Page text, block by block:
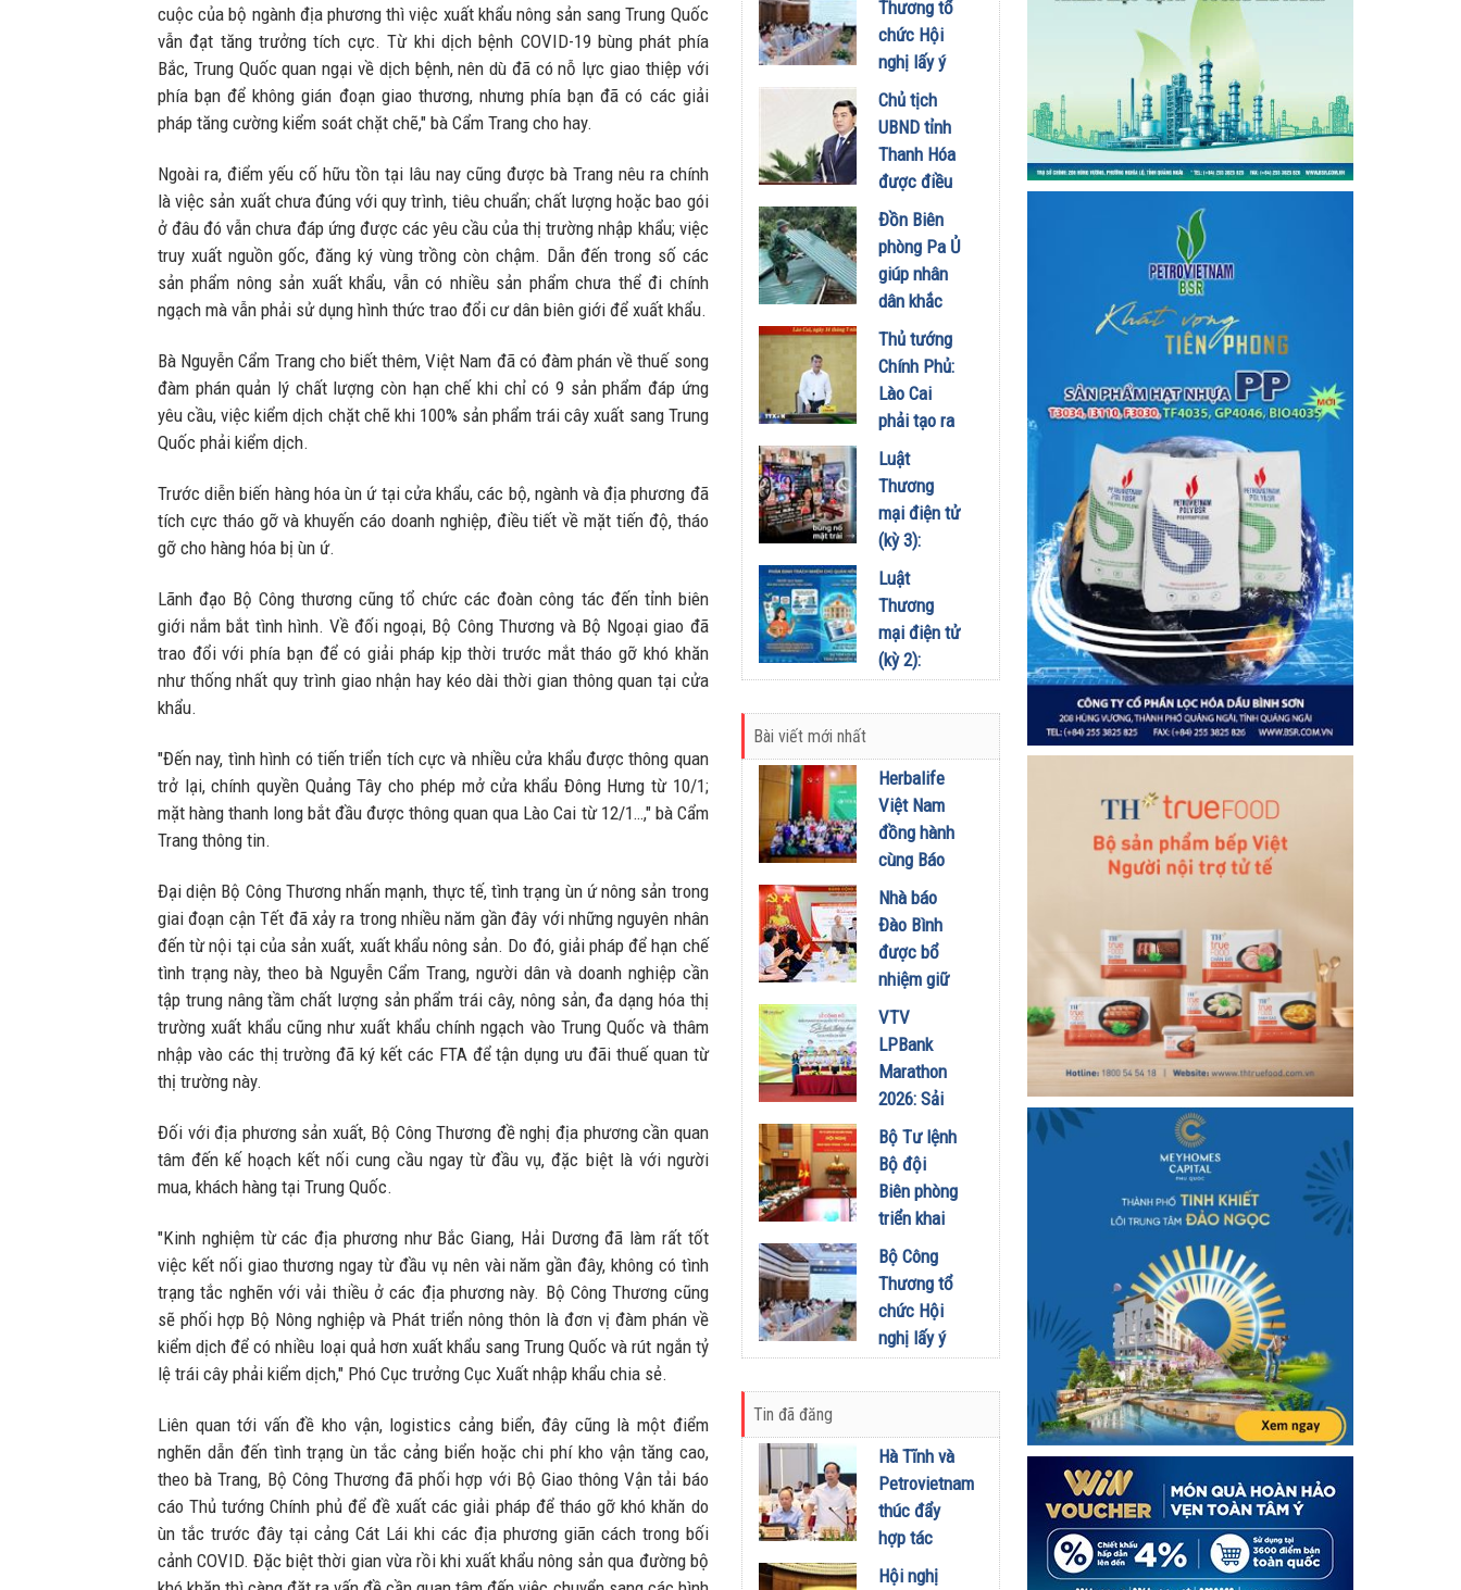
cuộc của bộ ngành địa phương thì việc xuất khẩu nông sản sang Trung Quốc
vẫn đạt tăng trưởng tích cực. Từ khi dịch bệnh COVID-19 bùng phát phía
Bắc, Trung Quốc quan ngại về dịch bệnh, nên dù đã có nỗ lực giao thiệp với
phía bạn để không gián đoạn giao thương, nhưng phía bạn đã có các giải
pháp tăng cường kiểm soát chặt chẽ," bà Cẩm Trang cho hay.
Ngoài ra, điểm yếu cố hữu tồn tại lâu nay cũng được bà Trang nêu ra chính
là việc sản xuất chưa đúng với quy trình, tiêu chuẩn; chất lượng hoặc bao gói
ở đâu đó vẫn chưa đáp ứng được các yêu cầu của thị trường nhập khẩu; việc
truy xuất nguồn gốc, đăng ký vùng trồng còn chậm. Dẫn đến trong số các
sản phẩm nông sản xuất khẩu, vẫn có nhiều sản phẩm chưa thể đi chính
ngạch mà vẫn phải sử dụng hình thức trao đổi cư dân biên giới để xuất khẩu.
Bà Nguyễn Cẩm Trang cho biết thêm, Việt Nam đã có đàm phán về thuế song
đàm phán quản lý chất lượng còn hạn chế khi chỉ có 9 sản phẩm đáp ứng
yêu cầu, việc kiểm dịch chặt chẽ khi 100% sản phẩm trái cây xuất sang Trung
Quốc phải kiểm dịch.
Trước diễn biến hàng hóa ùn ứ tại cửa khẩu, các bộ, ngành và địa phương đã
tích cực tháo gỡ và khuyến cáo doanh nghiệp, điều tiết về mặt tiến độ, tháo
gỡ cho hàng hóa bị ùn ứ.
Lãnh đạo Bộ Công thương cũng tổ chức các đoàn công tác đến tỉnh biên
giới nắm bắt tình hình. Về đối ngoại, Bộ Công Thương và Bộ Ngoại giao đã
trao đổi với phía bạn để có giải pháp kịp thời trước mắt tháo gỡ khó khăn
như thống nhất quy trình giao nhận hay kéo dài thời gian thông quan tại cửa
khẩu.
"Đến nay, tình hình có tiến triển tích cực và nhiều cửa khẩu được thông quan
trở lại, chính quyền Quảng Tây cho phép mở cửa khẩu Đông Hưng từ 10/1;
mặt hàng thanh long bắt đầu được thông quan qua Lào Cai từ 12/1…," bà Cẩm
Trang thông tin.
Đại diện Bộ Công Thương nhấn mạnh, thực tế, tình trạng ùn ứ nông sản trong
giai đoạn cận Tết đã xảy ra trong nhiều năm gần đây với những nguyên nhân
đến từ nội tại của sản xuất, xuất khẩu nông sản. Do đó, giải pháp để hạn chế
tình trạng này, theo bà Nguyễn Cẩm Trang, người dân và doanh nghiệp cần
tập trung nâng tầm chất lượng sản phẩm trái cây, nông sản, đa dạng hóa thị
trường xuất khẩu cũng như xuất khẩu chính ngạch vào Trung Quốc và thâm
nhập vào các thị trường đã ký kết các FTA để tận dụng ưu đãi thuế quan từ
thị trường này.
Đối với địa phương sản xuất, Bộ Công Thương đề nghị địa phương cần quan
tâm đến kế hoạch kết nối cung cầu ngay từ đầu vụ, đặc biệt là với người
mua, khách hàng tại Trung Quốc.
"Kinh nghiệm từ các địa phương như Bắc Giang, Hải Dương đã làm rất tốt
việc kết nối giao thương ngay từ đầu vụ nên vài năm gần đây, không có tình
trạng tắc nghẽn với vải thiều ở các địa phương này. Bộ Công Thương cũng
sẽ phối hợp Bộ Nông nghiệp và Phát triển nông thôn là đơn vị đàm phán về
kiểm dịch để có nhiều loại quả hơn xuất khẩu sang Trung Quốc và rút ngắn tỷ
lệ trái cây phải kiểm dịch," Phó Cục trưởng Cục Xuất nhập khẩu chia sẻ.
Liên quan tới vấn đề kho vận, logistics cảng biển, đây cũng là một điểm
nghẽn dẫn đến tình trạng ùn tắc cảng biển hoặc chi phí kho vận tăng cao,
theo bà Trang, Bộ Công Thương đã phối hợp với Bộ Giao thông Vận tải báo
cáo Thủ tướng Chính phủ để đề xuất các giải pháp để tháo gỡ khó khăn do
ùn tắc trước đây tại cảng Cát Lái khi các địa phương giãn cách trong bối
cảnh COVID. Đặc biệt thời gian vừa rồi khi xuất khẩu nông sản qua đường bộ
thành
phiên bản
chính mình
31/07/2026
quyết Hội
nghị Trung
ương 3
29/07/2026
Thương tổ
chức Hội
nghị lấy ý
kiến dự
thảo Nghị
định về
kinh doanh
xăng dầu
29/07/2026
Chủ tịch
UBND tỉnh
Thanh Hóa
được điều
động, bổ
nhiệm giữ
chức Thứ
trưởng
trực Bộ
Dân tộc và
Tôn giáo
20/07/2026
Đồn Biên
phòng Pa Ủ
giúp nhân
dân khắc
phục hậu
quả sau
mưa lũ
17/07/2026
Thủ tướng
Chính Phủ:
Lào Cai
phải tạo ra
những
động lực
phát triển
mới từ
chính lợi
thế của
một tỉnh
biên giới
14/07/2026
Luật
Thương
mại điện tử
(kỳ 3):
Chuẩn hóa
Livestream,
tiếp thị liên
kết và quản
lý thông
số
03/07/2026
Luật
Thương
mại điện tử
(kỳ 2):
Phân định
trách
quản nền
tảng để
bảo vệ
người tiêu
02/07/2026
Bài viết mới nhất
Herbalife
Việt Nam
đồng hành
cùng Báo
Sức khỏe
và Đời
sống tổ
chức Cuộc
thi “Tôi
Khỏe Đẹp
Hơn” lần
thứ 5 để
khuyến
khích mọi
người trở
thành
phiên bản
chính mình
01/08/2026
Nhà báo
Đào Bình
được bổ
nhiệm giữ
chức Tổng
Biên tập
Tạp chí
Doanh
Đầu tư
01/08/2026
VTV
LPBank
Marathon
2026: Sải
bước qua
miền Di
sản, lan
tỏa giá trị
xanh
31/07/2026
Bộ Tư lệnh
Bộ đội
Biên phòng
triển khai
phương
hướng,
nhiệm vụ
trọng tâm
tháng
Bộ Công
Thương tổ
chức Hội
nghị lấy ý
kiến dự
thảo Nghị
kinh doanh
xăng dầu
29/07/2026
Tin đã đăng
Hà Tĩnh và
Petrovietnam
thúc đẩy
hợp tác
phát triển
Hội nghị